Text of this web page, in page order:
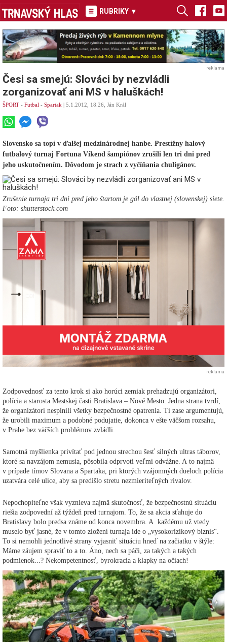
RUBRIKY ▾
reklama
Česi sa smejú: Slováci by nezvládli
zorganizovať ani MS v haluškách!
ŠPORT - Futbal - Spartak | 5.1.2012, 18.26, Ján Král
Slovensko sa topí v ďalšej medzinárodnej hanbe. Prestížny halový
futbalový turnaj Fortuna Víkend šampiónov zrušili len tri dni pred
jeho uskutočnením. Dôvodom je strach z vyčíňania chuligánov.
Zrušenie turnaja tri dni pred jeho štartom je gól do vlastnej (slovenskej) siete.
Foto: shutterstock.com
reklama
Zodpovednosť za tento krok si ako horúci zemiak prehadzujú organizátori,
polícia a starosta Mestskej časti Bratislava – Nové Mesto. Jedna strana tvrdí,
že organizátori nesplnili všetky bezpečnostné opatrenia. Tí zase argumentujú,
že urobili maximum a podobné podujatie, dokonca v ešte väčšom rozsahu,
v Prahe bez väčších problémov zvládli.
Samotná myšlienka privítať pod jednou strechou šesť silných ultras táborov,
ktoré sa navzájom nemusia, pôsobila odprvoti veľmi odvážne. A to najmä
v prípade tímov Slovana a Spartaka, pri ktorých vzájomných dueloch polícia
uzatvára celé ulice, aby sa predišlo stretu nezmieriteľných rivalov.
Nepochopiteľne však vyznieva najmä skutočnosť, že bezpečnostnú situáciu
riešia zodpovední až týždeň pred turnajom. To, že sa akcia sťahuje do
Bratislavy bolo predsa známe od konca novembra. A každému už vtedy
muselo byť jasné, že v tomto zložení turnaja ide o „vysokorizikový biznis“.
To si nemohli jednotlivé strany vyjasniť situáciu hneď na začiatku v štýle:
Máme záujem spraviť to a to. Áno, nech sa páči, za takých a takých
podmienok...? Nekompetentnosť, byrokracia a klapky na očiach!